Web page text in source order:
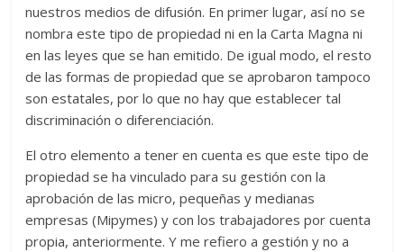
nuestros medios de difusión. En primer lugar, así no se
nombra este tipo de propiedad ni en la Carta Magna ni
en las leyes que se han emitido. De igual modo, el resto
de las formas de propiedad que se aprobaron tampoco
son estatales, por lo que no hay que establecer tal
discriminación o diferenciación.
El otro elemento a tener en cuenta es que este tipo de
propiedad se ha vinculado para su gestión con la
aprobación de las micro, pequeñas y medianas
empresas (Mipymes) y con los trabajadores por cuenta
propia, anteriormente. Y me refiero a gestión y no a